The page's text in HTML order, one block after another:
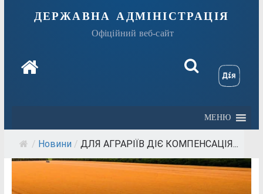
державна адміністрація
Офіційний веб-сайт
МЕНЮ
/ Новини / ДЛЯ АГРАРІЇВ ДІЄ КОМПЕНСАЦІЯ...